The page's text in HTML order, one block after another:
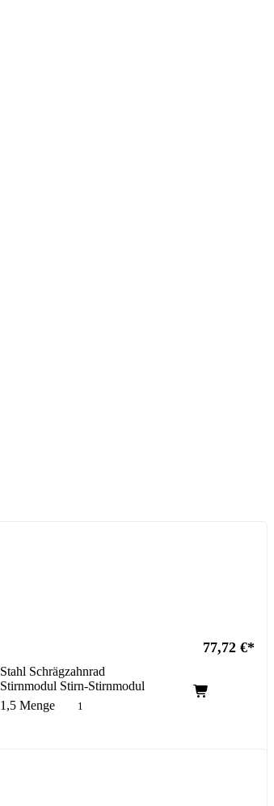
77,72 €
Stahl Schrägzahnrad
Stirnmodul Stirn-Stirnmodul
1,5 Menge